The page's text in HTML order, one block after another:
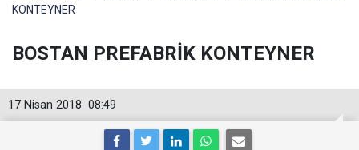
KONTEYNER
BOSTAN PREFABRİK KONTEYNER
08:49
17 Nisan 2018